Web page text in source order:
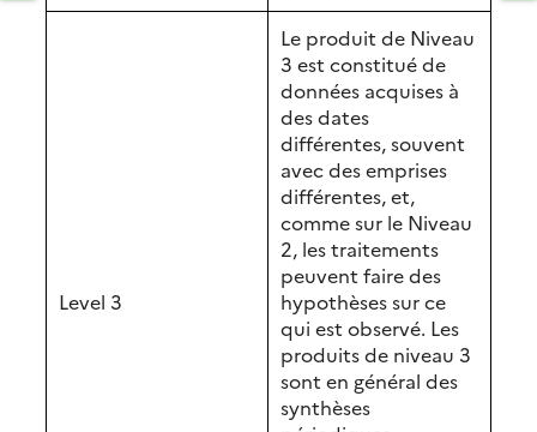
Level 3
Le produit de Niveau
3 est constitué de
données acquises à
des dates
différentes, souvent
avec des emprises
différentes, et,
comme sur le Niveau
2, les traitements
peuvent faire des
hypothèses sur ce
qui est observé. Les
produits de niveau 3
sont en général des
synthèses